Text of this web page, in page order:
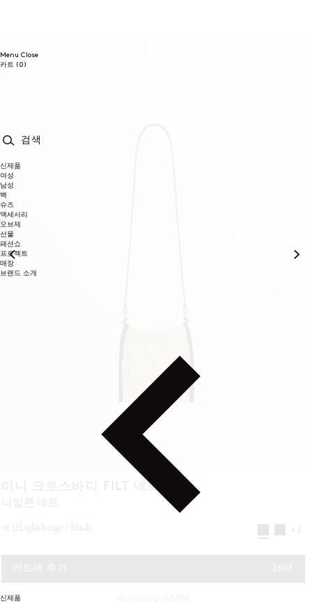
Menu Close
카트 (0)
신제품
여성
남성
백
슈즈
액세서리
오브제
선물
패션쇼
프로젝트
매장
브랜드 소개
신제품
미니 크로스바디 FILT 네트 백
나일론 네트
light beige / black +2